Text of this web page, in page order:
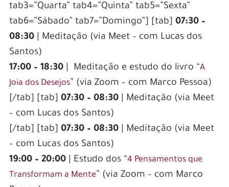
tab3=”Quarta” tab4=”Quinta” tab5=”Sexta”
tab6=”Sábado” tab7=”Domingo”] [tab] 07:30 –
08:30
| Meditação (via Meet – com Lucas dos
Santos)
17:00 – 18:30
| Meditação e estudo do livro “A
Joia dos Desejos” (via Zoom – com Marco Pessoa)
[/tab] [tab] 07:30 – 08:30
| Meditação (via Meet
– com Lucas dos Santos)
[/tab] [tab] 07:30 – 08:30
| Meditação (via Meet
– com Lucas dos Santos)
19:00 – 20:00| Estudo dos “4 Pensamentos que
Transformam a Mente” (via Zoom – com Marco